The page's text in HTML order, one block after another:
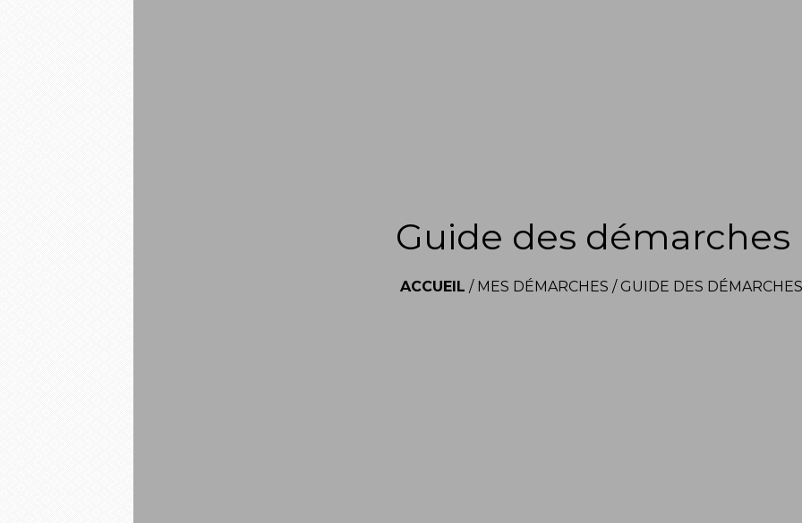
Guide des démarches
ACCUEIL / MES DÉMARCHES / GUIDE DES DÉMARCHES